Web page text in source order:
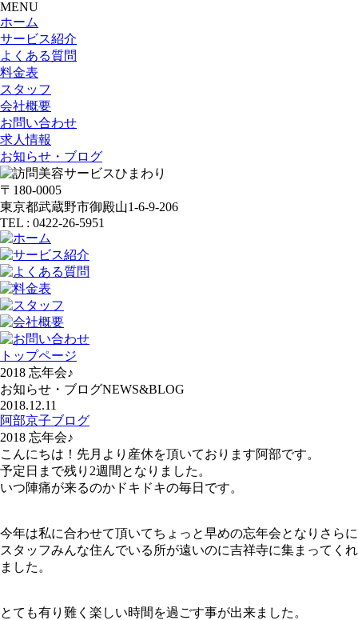
MENU
ホーム
サービス紹介
よくある質問
料金表
スタッフ
会社概要
お問い合わせ
求人情報
お知らせ・ブログ
〒180-0005
東京都武蔵野市御殿山1-6-9-206
TEL : 0422-26-5951
トップページ
2018 忘年会♪
お知らせ・ブログNEWS&BLOG
2018.12.11
阿部京子ブログ
2018 忘年会♪
こんにちは！先月より産休を頂いております阿部です。
予定日まで残り2週間となりました。
いつ陣痛が来るのかドキドキの毎日です。
今年は私に合わせて頂いてちょっと早めの忘年会となりさらに
スタッフみんな住んでいる所が遠いのに吉祥寺に集まってくれ
ました。
とても有り難く楽しい時間を過ごす事が出来ました。